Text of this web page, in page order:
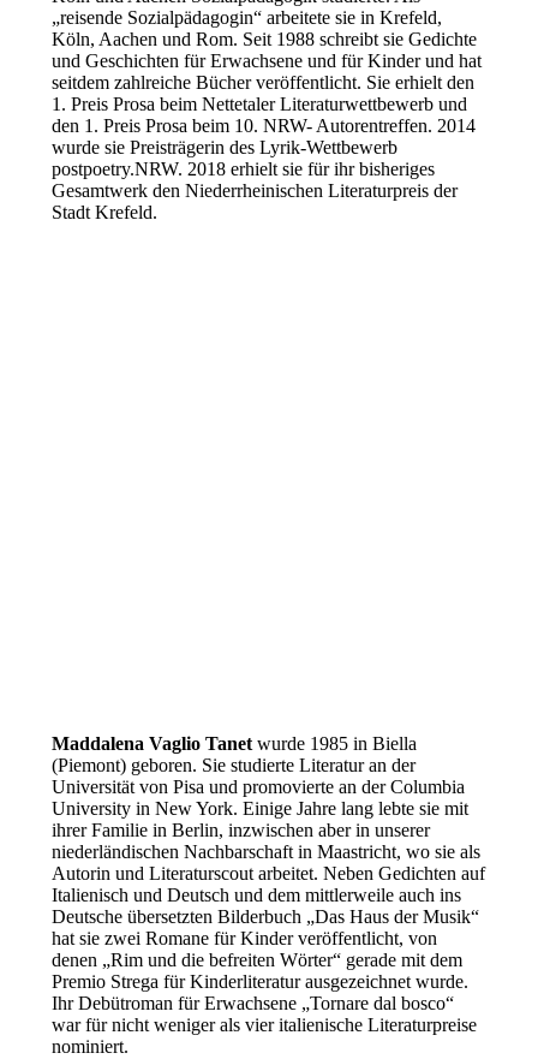
„reisende Sozialpädagogin“ arbeitete sie in Krefeld,
Köln, Aachen und Rom. Seit 1988 schreibt sie Gedichte
und Geschichten für Erwachsene und für Kinder und hat
seitdem zahlreiche Bücher veröffentlicht. Sie erhielt den
1. Preis Prosa beim Nettetaler Literaturwettbewerb und
den 1. Preis Prosa beim 10. NRW- Autorentreffen. 2014
wurde sie Preisträgerin des Lyrik-Wettbewerb
postpoetry.NRW. 2018 erhielt sie für ihr bisheriges
Gesamtwerk den Niederrheinischen Literaturpreis der
Stadt Krefeld.
Maddalena Vaglio Tanet wurde 1985 in Biella
(Piemont) geboren. Sie studierte Literatur an der
Universität von Pisa und promovierte an der Columbia
University in New York. Einige Jahre lang lebte sie mit
ihrer Familie in Berlin, inzwischen aber in unserer
niederländischen Nachbarschaft in Maastricht, wo sie als
Autorin und Literaturscout arbeitet. Neben Gedichten auf
Italienisch und Deutsch und dem mittlerweile auch ins
Deutsche übersetzten Bilderbuch „Das Haus der Musik“
hat sie zwei Romane für Kinder veröffentlicht, von
denen „Rim und die befreiten Wörter“ gerade mit dem
Premio Strega für Kinderliteratur ausgezeichnet wurde.
Ihr Debütroman für Erwachsene „Tornare dal bosco“
war für nicht weniger als vier italienische Literaturpreise
nominiert.